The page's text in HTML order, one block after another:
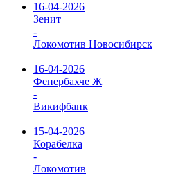
16-04-2026
Зенит
-
Локомотив Новосибирск
16-04-2026
Фенербахче Ж
-
Викифбанк
15-04-2026
Корабелка
-
Локомотив